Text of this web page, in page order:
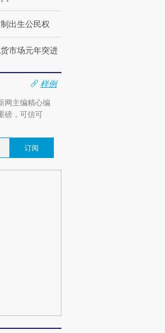
出生公民权
市场元年突进
样例
网主编精心编
磅，可信可
订阅